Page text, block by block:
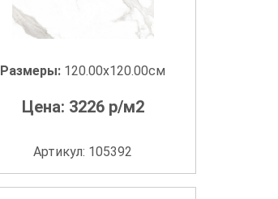
Размеры: 120.00x120.00см
Цена: 3226р/м2
Артикул: 105392